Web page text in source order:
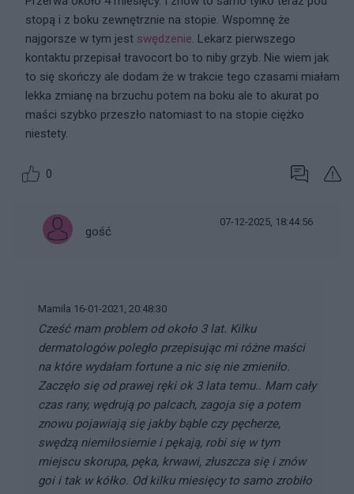
stopą i z boku zewnętrznie na stopie. Wspomnę że
najgorsze w tym jest swędzenie. Lekarz pierwszego
kontaktu przepisał travocort bo to niby grzyb. Nie wiem jak
to się skończy ale dodam że w trakcie tego czasami miałam
lekka zmianę na brzuchu potem na boku ale to akurat po
maści szybko przeszło natomiast to na stopie ciężko
niestety.
0
gość
07-12-2025, 18:44:56
Mamila 16-01-2021, 20:48:30
Cześć mam problem od około 3 lat. Kilku
dermatologów poległo przepisując mi różne maści
na które wydałam fortune a nic się nie zmieniło.
Zaczęło się od prawej ręki ok 3 lata temu.. Mam cały
czas rany, wędrują po palcach, zagoja się a potem
znowu pojawiają się jakby bąble czy pęcherze,
swędzą niemiłosiernie i pękają, robi się w tym
miejscu skorupa, pęka, krwawi, złuszcza się i znów
goi i tak w kółko. Od kilku miesięcy to samo zrobiło